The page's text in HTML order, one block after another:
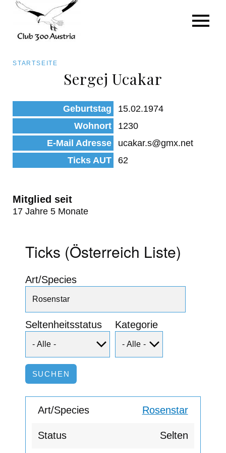
zum
Inhalt
Pfadnavigation
STARTSEITE
Sergej Ucakar
Geburtstag
15.02.1974
Wohnort
1230
E-Mail Adresse
ucakar.s@gmx.net
Ticks AUT
62
Mitglied seit
17 Jahre 5 Monate
Ticks (Österreich Liste)
Art/Species
Seltenheitsstatus Kategorie
Art/Species
Status
Kategorie für die Österreich-Liste
Beobachtungen
Rosenstar
Selten